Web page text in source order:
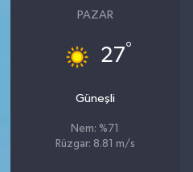
PAZAR
27°
Güneşli
Nem: %71
Rüzgar: 8.81 m/s